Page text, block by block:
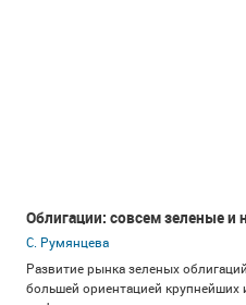
Облигации: совсем зеленые и
С. Румянцева
Развитие рынка зеленых
большей ориентацией крупнейших